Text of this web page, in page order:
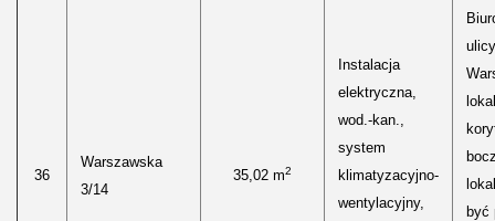
36
Warszawska
3/14
35,02 m2
Instalacja
elektryczna,
wod.-kan.,
system
klimatyzacyjno-
wentylacyjny,
ulicy
być